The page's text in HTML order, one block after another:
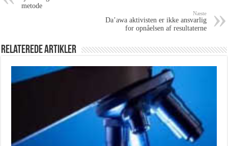
metode
Næste
Da’awa aktivisten er ikke ansvarlig
for opnåelsen af resultaterne
Relaterede Artikler